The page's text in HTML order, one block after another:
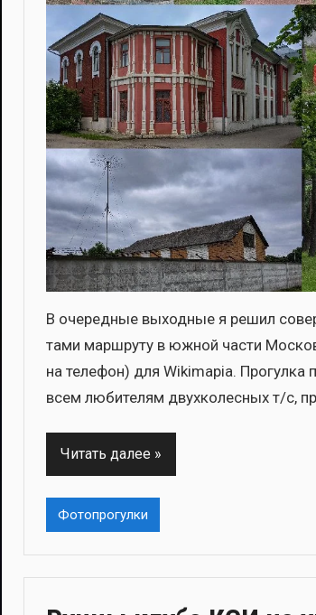
В оче­ред­ные выход­ные я решил
та­ми марш­ру­ту в южной части
на теле­фон) для Wikimapia. Про­гул­ка
всем люби­те­лям двух­ко­лес­ных т/с,
Читать далее
Фотопрогулки